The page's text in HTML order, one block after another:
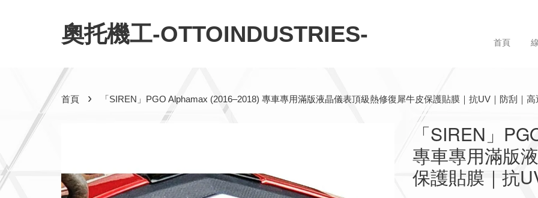
奧托機工-OTTOINDUSTRIES- 首頁
首頁 › 「SIREN」PGO Alphamax (2016–2018) 專車專用滿版液晶儀表頂級熱修復犀牛皮保護貼膜｜抗UV｜防刮｜高
「SIREN」
專車專用滿版
保護貼膜｜抗